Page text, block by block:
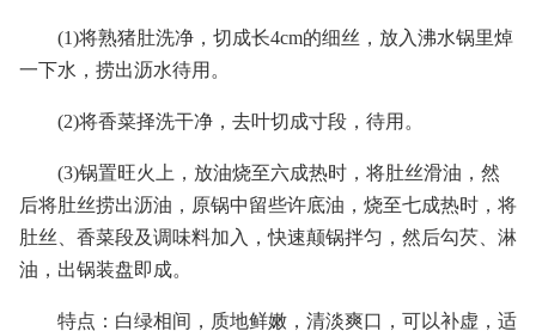
(1)将熟猪肚洗净，切成长4cm的细丝，放入沸水锅里焯
一下水，捞出沥水待用。
(2)将香菜择洗干净，去叶切成寸段，待用。
(3)锅置旺火上，放油烧至六成热时，将肚丝滑油，然
后将肚丝捞出沥油，原锅中留些许底油，烧至七成热时，将
肚丝、香菜段及调味料加入，快速颠锅拌匀，然后勾芡、淋
油，出锅装盘即成。
特点：白绿相间，质地鲜嫩，清淡爽口，可以补虚，适